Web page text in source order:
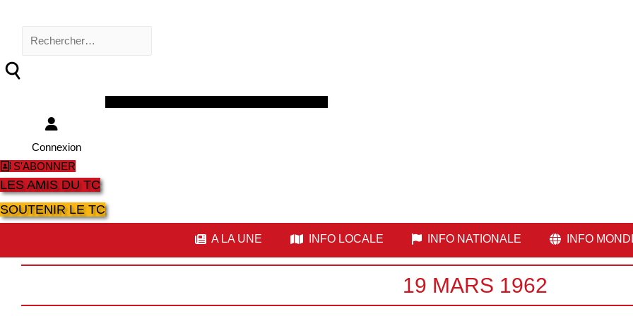
Rechercher :
Connexion
S'ABONNER
LES AMIS DU TC
SOUTENIR LE TC
A LA UNE INFO LOCALE INFO NATIONALE INFO
19 MARS 1962